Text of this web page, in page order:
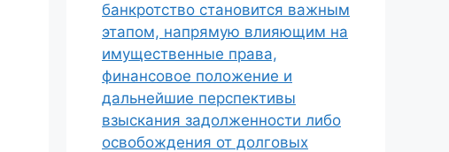
банкротство становится важным
этапом, напрямую влияющим на
имущественные права,
финансовое положение и
дальнейшие перспективы
взыскания задолженности либо
освобождения от долговых